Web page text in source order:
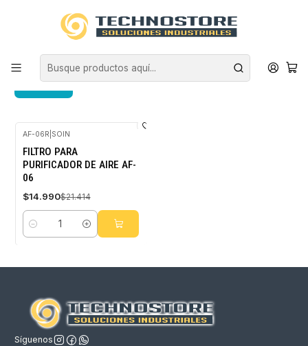
CLIMATIZACIÓN
FILTROS
-30%
OFF
AF-06R SOIN
FILTRO PARA
PURIFICADOR DE AIRE AF-
06
$14.990$21.414
Cantidad
Síguenos